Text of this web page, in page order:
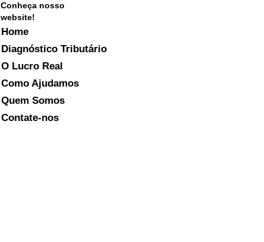
Conheça nosso
website!
Home
Diagnóstico Tributário
O Lucro Real
Como Ajudamos
Quem Somos
Contate-nos